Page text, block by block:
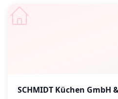
SCHMIDT Küchen GmbH